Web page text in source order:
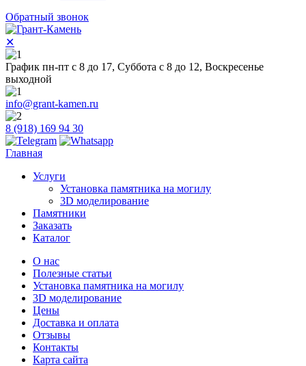
Обратный звонок
✕
График пн-пт с 8 до 17, Суббота с 8 до 12, Воскресенье
выходной
info@grant-kamen.ru
8 (918) 169 94 30
Главная
Услуги
Установка памятника на могилу
3D моделирование
Памятники
Заказать
Каталог
О нас
Полезные статьи
Установка памятника на могилу
3D моделирование
Цены
Доставка и оплата
Отзывы
Контакты
Карта сайта